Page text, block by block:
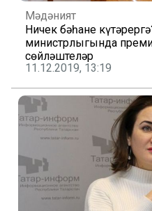
Мәдәният
Ничек бәһане
министрлыгында
сөйләштеләр
11.12.2019, 13:19